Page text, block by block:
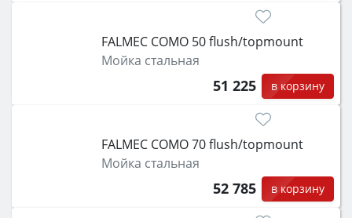
FALMEC COMO 50 flush/topmount
Мойка стальная
51 225 в корзину
FALMEC COMO 70 flush/topmount
Мойка стальная
52 785 в корзину